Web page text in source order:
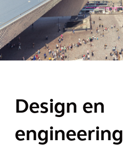
Design en
engineering